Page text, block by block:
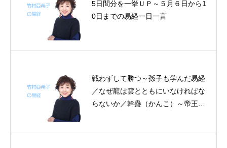
5日間分を一挙ＵＰ～５月６日から1
0日までの易経一日一言
戦わずして勝つ～孫子も学んだ易経
／なぜ龍は雲とともにいなければな
らないか／幹蠱（かんこ）～帝王学